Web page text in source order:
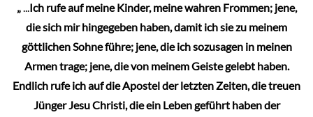
„... Ich rufe auf meine Kinder, meine wahren Frommen; jene,
die sich mir hingegeben haben, damit ich sie zu meinem
göttlichen Sohne führe; jene, die ich sozusagen in meinen
Armen trage; jene, die von meinem Geiste gelebt haben.
Endlich rufe ich auf die Apostel der letzten Zeiten, die treuen
Jünger Jesu Christi, die ein Leben geführt haben der